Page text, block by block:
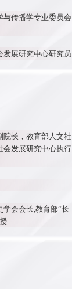
与传播学专业委员会
发展研究中心研究员
院长，教育部人文社
会发展研究中心执行
学会会长,教育部“长